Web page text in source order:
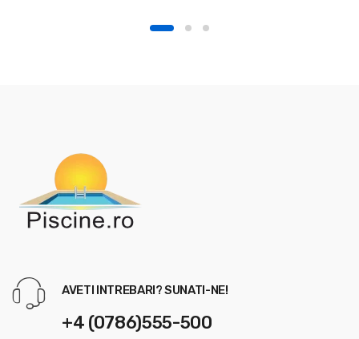
AVETI INTREBARI? SUNATI-NE!
+4 (0786)555-500